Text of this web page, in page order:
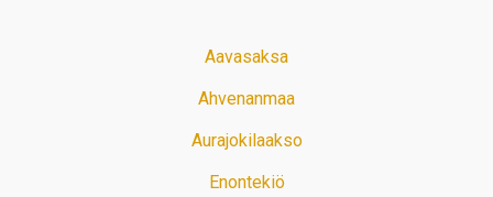
Aavasaksa
Ahvenanmaa
Aurajokilaakso
Enontekiö